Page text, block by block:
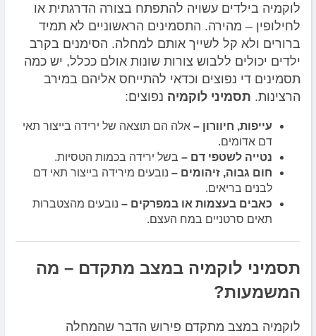
לוקמיה בילדים עשויה להתפתח בצורה הדרגתית או
לחילופין – מהירה. התסמינים הראשוניים לא תמיד
ברורים ולא קל לשייך אותם למחלה. הסימנים בקרב
ילדים יכולים ללבוש צורות שונות אולם ככלל, יש כמה
תסמינים די נפוצים וכדאי להתייחס אליהם במירב
הרצינות. תסמיני לוקמיה נפוצים:
עייפות, חיוורון – אלה הם תוצאה של ירידה בייצור תאי
דם אדומים.
נטייה לשטפי דם – בשל ירידה בכמות הטסיות.
חום גבוה, זיהומים – נובעים מירידה בייצור תאי דם
לבנים בריאים.
כאבים בעצמות או במפרקים – נובעים מהצטברות
תאים סרטניים במח העצם.
תסמיני לוקמיה במצב מתקדם – מה
המשמעות?
לוקמיה במצב מתקדם פירוש הדבר שהמחלה